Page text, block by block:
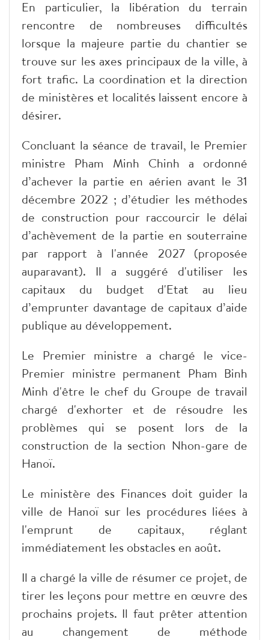
En particulier, la libération du terrain
rencontre de nombreuses difficultés
lorsque la majeure partie du chantier se
trouve sur les axes principaux de la ville, à
fort trafic. La coordination et la direction
de ministères et localités laissent encore à
désirer.
Concluant la séance de travail, le Premier
ministre Pham Minh Chinh a ordonné
d’achever la partie en aérien avant le 31
décembre 2022 ; d’étudier les méthodes
de construction pour raccourcir le délai
d’achèvement de la partie en souterraine
par rapport à l'année 2027 (proposée
auparavant). Il a suggéré d'utiliser les
capitaux du budget d'Etat au lieu
d’emprunter davantage de capitaux d’aide
publique au développement.
Le Premier ministre a chargé le vice-
Premier ministre permanent Pham Binh
Minh d'être le chef du Groupe de travail
chargé d'exhorter et de résoudre les
problèmes qui se posent lors de la
construction de la section Nhon-gare de
Hanoï.
Le ministère des Finances doit guider la
ville de Hanoï sur les procédures liées à
l'emprunt de capitaux, réglant
immédiatement les obstacles en août.
Il a chargé la ville de résumer ce projet, de
tirer les leçons pour mettre en œuvre des
prochains projets. Il faut prêter attention
au changement de méthode